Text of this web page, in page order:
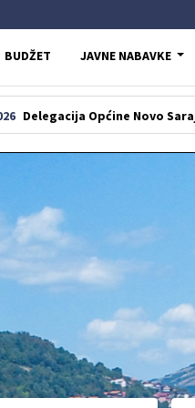
BUDŽET JAVNE NABAVKE
Općine Novo Sarajevo